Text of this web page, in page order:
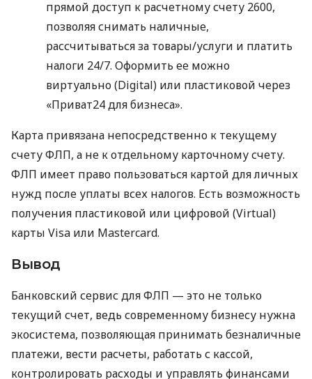
прямой доступ к расчетному счету 2600,
позволяя снимать наличные,
рассчитываться за товары/услуги и платить
налоги 24/7. Оформить ее можно
виртуально (Digital) или пластиковой через
«Приват24 для бизнеса».
Карта привязана непосредственно к текущему
счету ФЛП, а не к отдельному карточному счету.
ФЛП имеет право пользоваться картой для личных
нужд после уплаты всех налогов. Есть возможность
получения пластиковой или цифровой (Virtual)
карты Visa или Mastercard.
Вывод
Банковский сервис для ФЛП — это не только
текущий счет, ведь современному бизнесу нужна
экосистема, позволяющая принимать безналичные
платежи, вести расчеты, работать с кассой,
контролировать расходы и управлять финансами